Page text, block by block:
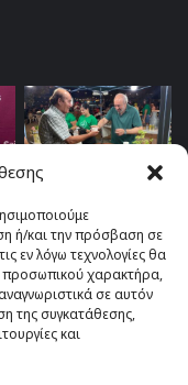
ή/και την πρόσβαση σε
εν λόγω τεχνολογίες θα
προσωπικού χαρακτήρα,
σε αυτόν
της συγκατάθεσης,
και